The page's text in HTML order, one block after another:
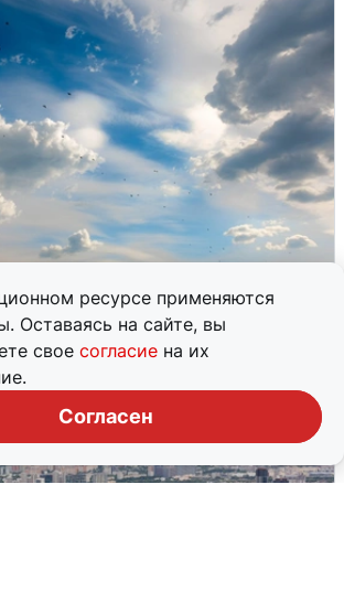
ресурсе применяются
Оставаясь на сайте, вы
свое согласие на их
Согласен
на сообщения о